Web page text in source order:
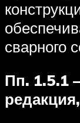
сварного
Пп. 1.5.1